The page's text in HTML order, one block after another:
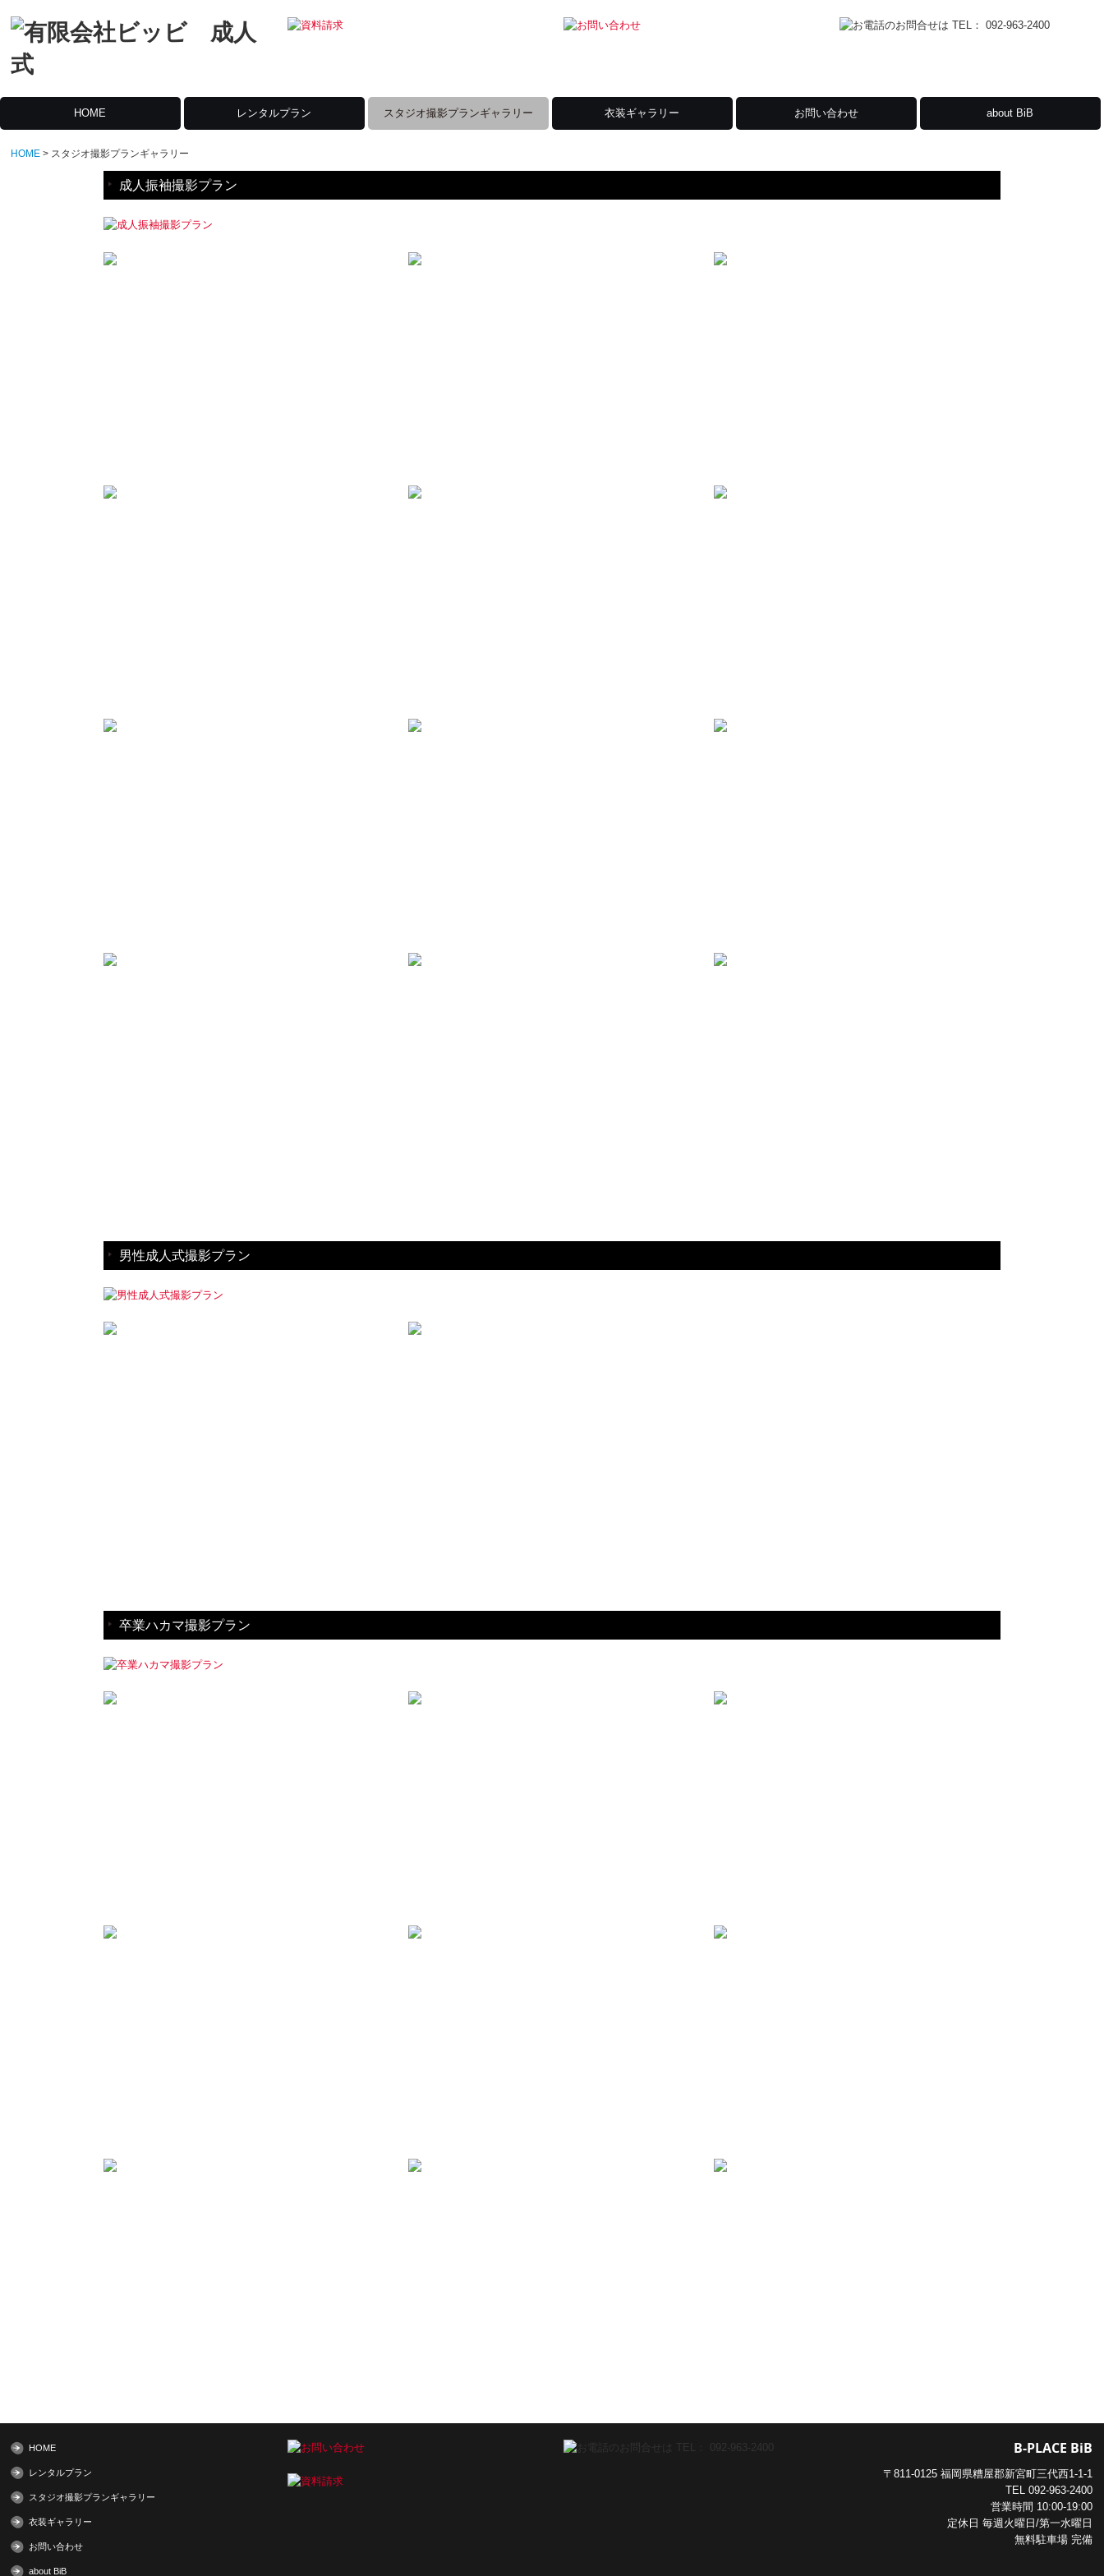
HOME レンタルプラン スタジオ撮影プランギャラリー 衣装ギャラリー お問い合わせ about BiB
HOME スタジオ撮影プランギャラリー
成人振袖撮影プラン
男性成人式撮影プラン
卒業ハカマ撮影プラン
HOME
レンタルプラン
スタジオ撮影プランギャラリー
衣装ギャラリー
お問い合わせ
about BiB
B-PLACE BiB
〒811-0125 福岡県糟屋郡新宮町三代西1-1-1
TEL092-963-2400
営業時間 10:00-19:00
定休日 毎週火曜日/第一水曜日
無料駐車場 完備